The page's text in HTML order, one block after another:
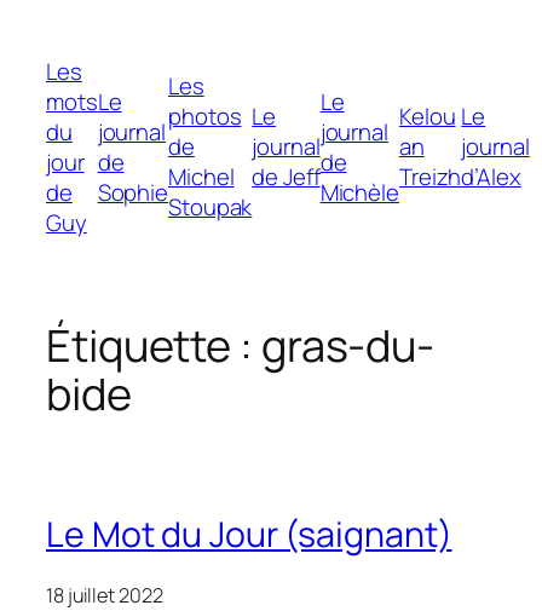
contenu
Les
mots
du
jour
de
Guy
Le
journal
de
Sophie
Les
photos
de
Michel
Stoupak
Le
journal
de Jeff
Le
journal
de
Michèle
Kelou
an
Treizh
Le
journal
d’Alex
Étiquette : gras-du-
bide
Le Mot du Jour (saignant)
18 juillet 2022